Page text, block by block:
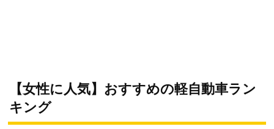
【女性に人気】おすすめの軽自動車ラン
キング